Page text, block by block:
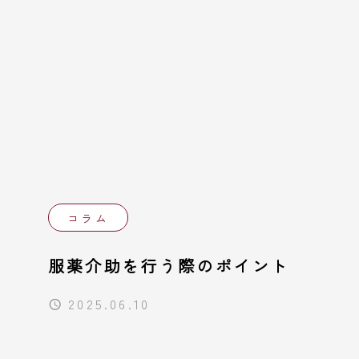
コラム
服薬介助を行う際のポイント
2025.06.10